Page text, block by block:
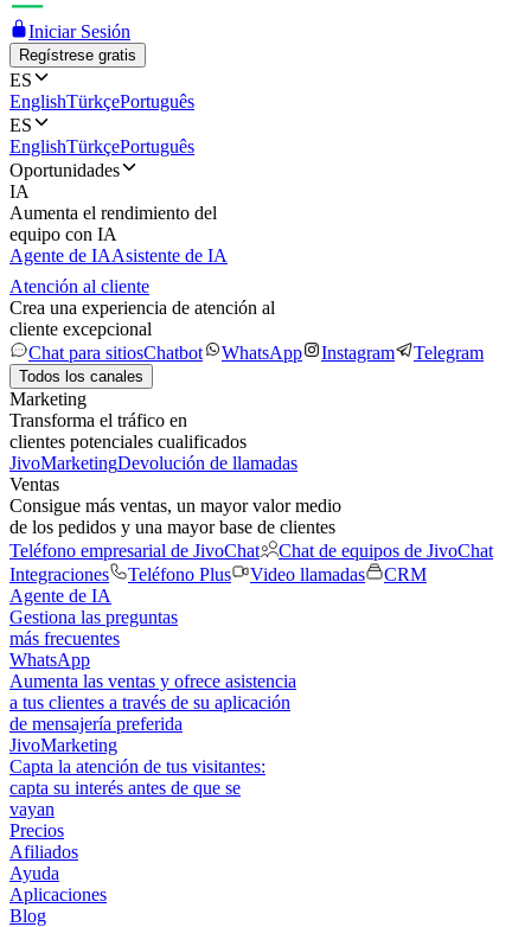
Iniciar Sesión
Regístrese gratis
ES
EnglishTürkçePortuguês
ES
EnglishTürkçePortuguês
Oportunidades
IA
Aumenta el rendimiento del
equipo con IA
Agente de IAAsistente de IA
Atención al cliente
Crea una experiencia de atención al
cliente excepcional
Chat para sitiosChatbot WhatsApp Instagram Telegram
Todos los canales
Marketing
Transforma el tráfico en
clientes potenciales cualificados
JivoMarketingDevolución de llamadas
Ventas
Consigue más ventas, un mayor valor medio
de los pedidos y una mayor base de clientes
Teléfono empresarial de JivoChat
Chat de equipos de JivoChat
Integraciones
Teléfono Plus Video llamadas
CRM
Agente de IA
Gestiona las preguntas
más frecuentes
WhatsApp
Aumenta las ventas y ofrece asistencia
a tus clientes a través de su aplicación
de mensajería preferida
JivoMarketing
Capta la atención de tus visitantes:
capta su interés antes de que se
vayan
Precios
Afiliados
Ayuda
Aplicaciones
Blog